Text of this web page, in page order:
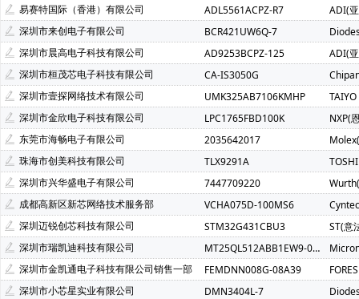
LOWPOWER(微源半导体)(14)
HED(华大电子)(13)
X-
XILINX(赛灵思)(10)
Nuvoton(新唐)(9)
WALTER(华德)(9)
SAMSUNG(三星)(7)
BERYL(绿宝石)(7)
ORIENTAL
YXC(扬兴晶振)(5)
STE(松田)(5)
Geehy(珠海极海)(5)
Wayon(上海维安)(3)
Maxlinear(迈凌)(3)
Qorvo(威讯联
Chinamobile(中移物联网)(3)
BYD(比亚迪)(3)
HDSC(华
fangtek(方泰)(2)
KINETIC(芯凯)(2)
Littelfuse(力特)(2)
TXC(晶技)(2)
e2v technologies(2)
Astrodyne TDI
Joulwatt(杰华特)(2)
SOUTHCHIP(南芯)(2)
CXMT(长鑫
Atmel(爱特梅尔)(1)
Avago(安华高)(1)
BELLING(上海贝
C&K Components(1)
Everest-semi(顺芯)(1)
ESMT(晶
INTEL(英特尔)(1)
IXYS(艾赛斯)(1)
Lattice(莱迪斯)(1)
PULSE ELECTRONICS(1)
Rubycon(红宝石)(1)
U-BLOX(
易赛特国际（香港）有限公司
ADL5561ACPZ-R7
ADI(
深圳市来创电子有限公司
BCR421UW6Q-7
深圳市晨高电子科技有限公司
AD9253BCPZ-125
ADI(
深圳市桓茂芯电子科技有限公司
CA-IS3050G
深圳市壹探网络技术有限公司
UMK325AB7106KMHP
深圳市金欣电子科技有限公司
LPC1765FBD100K
NXP(
东莞市海畅电子有限公司
2035642017
珠海市创美科技有限公司
TLX9291A
深圳市兴华盛电子有限公司
7447709220
成都高新区新芯网络技术服务部
VCHA075D-100MS6
深圳迈锐创芯科技有限公司
STM32G431CBU3
ST(意
深圳市瑞凯迪科技有限公司
MT25QL512ABB1EW9-0SIT
深圳市金凯通电子科技有限公司销售一部
FEMDNN008G-08A39
深圳市小芯星实业有限公司
DMN3404L-7